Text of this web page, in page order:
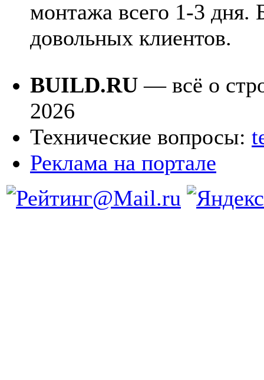
монтажа всего 1-3 дня.
довольных клиентов.
BUILD.RU — всё о
2026
Технические вопросы:
Реклама на портале